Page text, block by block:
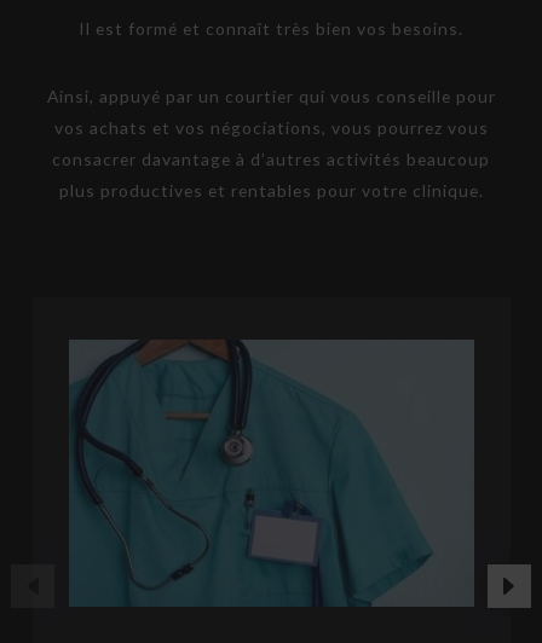
Il est formé et connaît très bien vos besoins.
Ainsi, appuyé par un courtier qui vous conseille pour
vos achats et vos négociations, vous pourrez vous
consacrer davantage à d’autres activités beaucoup
plus productives et rentables pour votre clinique.